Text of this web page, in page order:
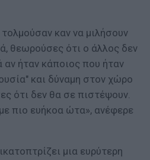
καν να μιλήσουν
θεωρούσες ότι ο άλλος δεν
αν ήταν κάποιος που ήταν
και δύναμη στον χώρο
ότι δεν θα σε πιστέψουν.
πιο ευήκοα ώτα», ανέφερε
μια ευρύτερη